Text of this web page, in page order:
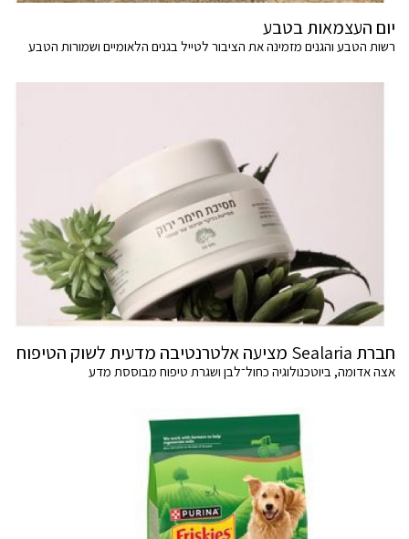
יום העצמאות בטבע
רשות הטבע והגנים מזמינה את הציבור לטייל בגנים הלאומיים ושמורות הטבע
חברת Sealaria מציעה אלטרנטיבה מדעית לשוק הטיפוח
אצה אדומה, ביוטכנולוגיה כחול־לבן ושגרת טיפוח מבוססת מדע